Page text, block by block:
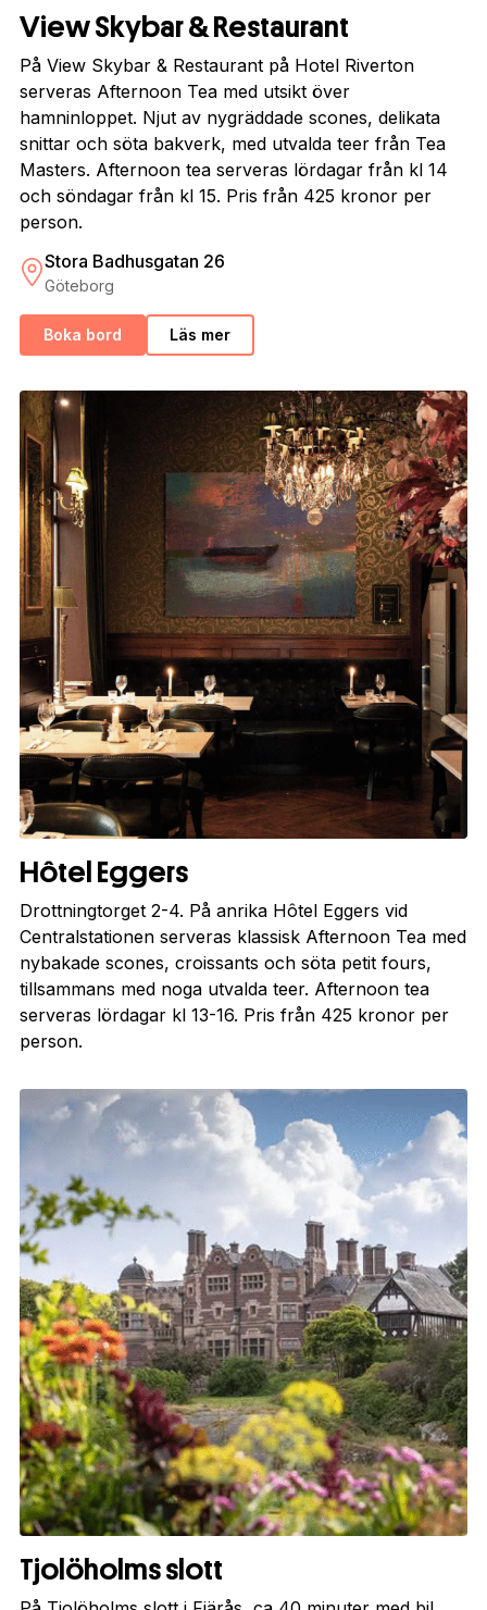
View Skybar & Restaurant
På View Skybar & Restaurant på Hotel Riverton
serveras Afternoon Tea med utsikt över
hamninloppet. Njut av nygräddade scones, delikata
snittar och söta bakverk, med utvalda teer från Tea
Masters. Afternoon tea serveras lördagar från kl 14
och söndagar från kl 15. Pris från 425 kronor per
person.
Stora Badhusgatan 26
Göteborg
Boka bord Läs mer
Hôtel Eggers
Drottningtorget 2-4. På anrika Hôtel Eggers vid
Centralstationen serveras klassisk Afternoon Tea med
nybakade scones, croissants och söta petit fours,
tillsammans med noga utvalda teer. Afternoon tea
serveras lördagar kl 13-16. Pris från 425 kronor per
person.
Tjolöholms slott